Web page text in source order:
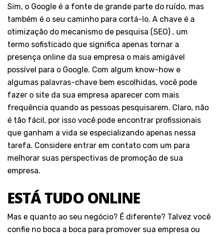
Sim, o Google é a fonte de grande parte do ruído, mas
também é o seu caminho para cortá-lo. A chave é a
otimização do mecanismo de pesquisa (SEO) , um
termo sofisticado que significa apenas tornar a
presença online da sua empresa o mais amigável
possível para o Google. Com algum know-how e
algumas palavras-chave bem escolhidas, você pode
fazer o site da sua empresa aparecer com mais
frequência quando as pessoas pesquisarem. Claro, não
é tão fácil, por isso você pode encontrar profissionais
que ganham a vida se especializando apenas nessa
tarefa. Considere entrar em contato com um para
melhorar suas perspectivas de promoção de sua
empresa.
ESTÁ TUDO ONLINE
Mas e quanto ao seu negócio? É diferente? Talvez você
confie no boca a boca para promover sua empresa ou